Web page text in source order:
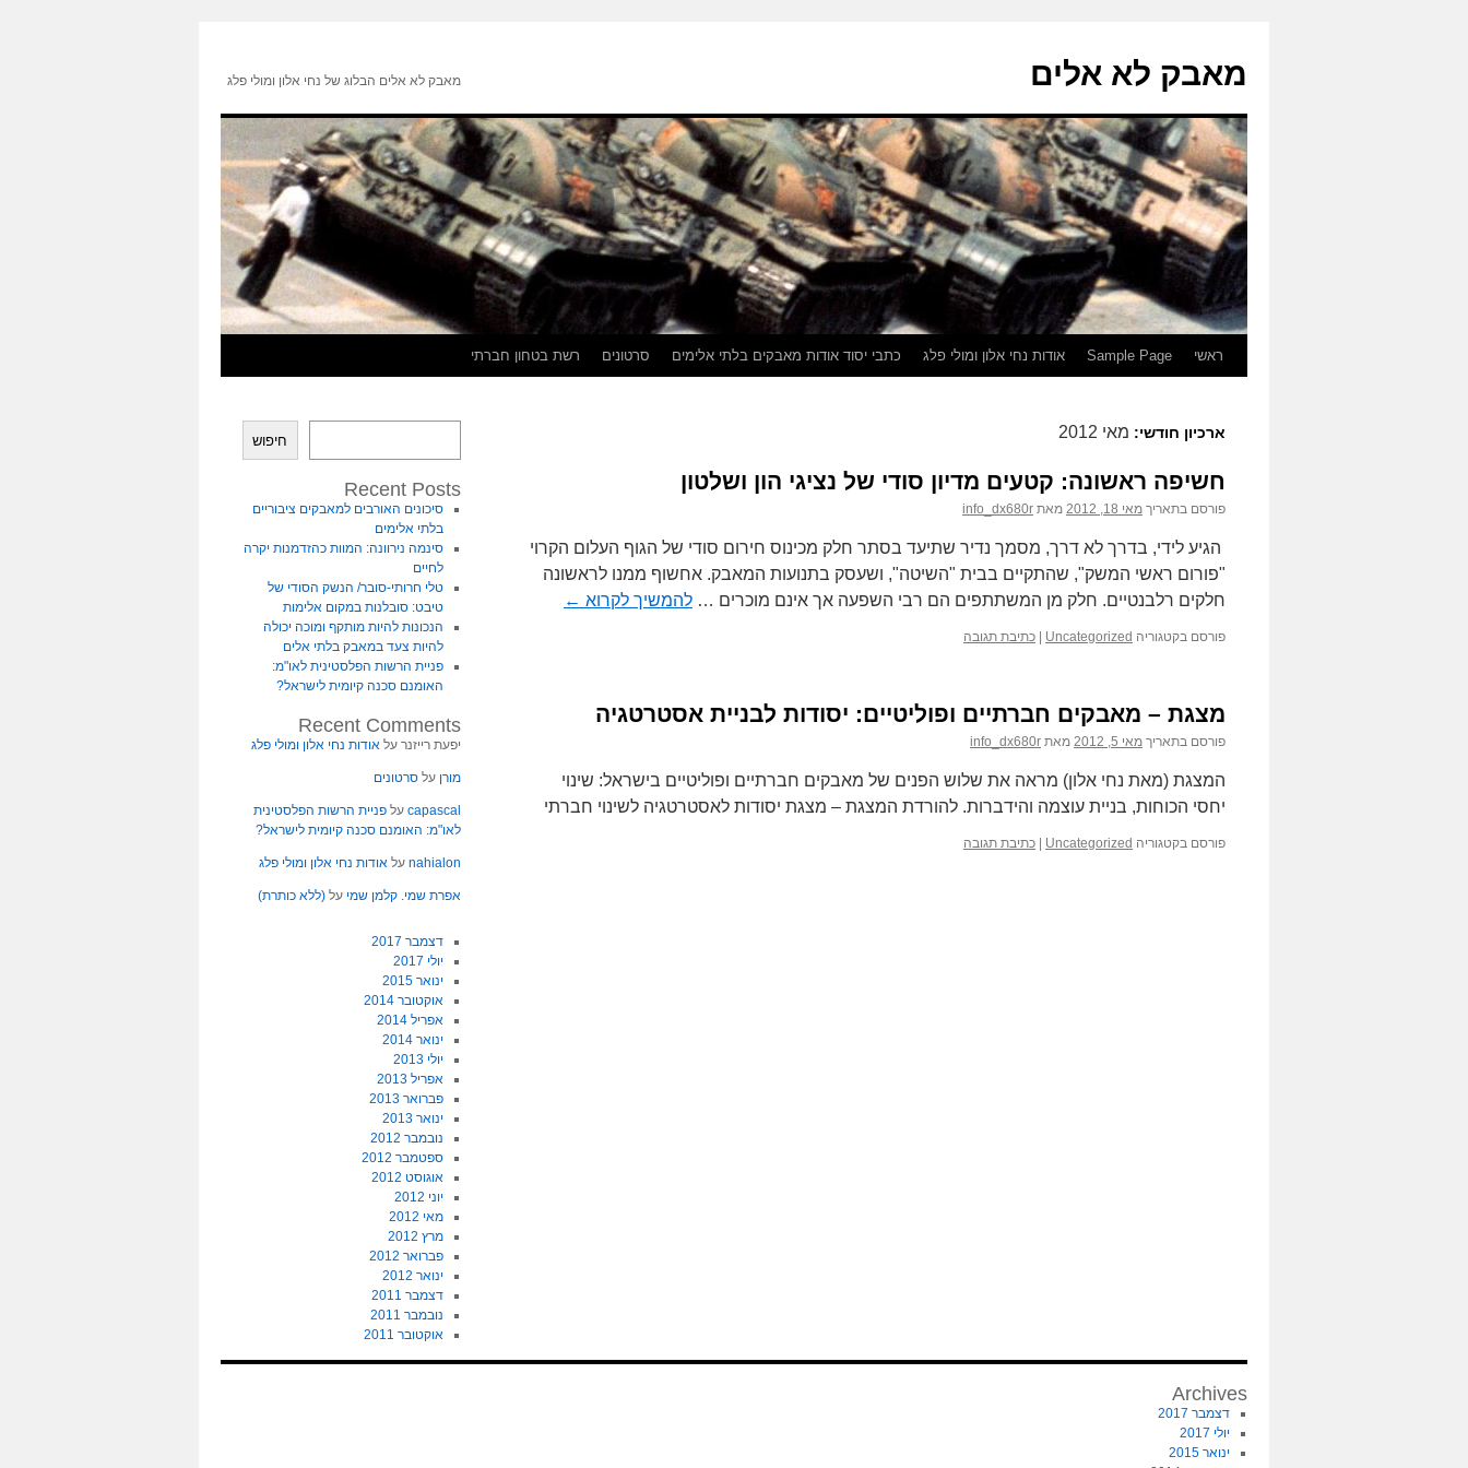
מאבק לא אלים מאבק לא אלים הבלוג של נחי אלון ומולי פלג
לדלגראשי Sample Page אודות נחי אלון ומולי פלג כתבי יסוד אודות מאבקים בלתי אלימים סרטונים רשת בטחון חברתי
ארכיון חודשי: מאי 2012
חשיפה ראשונה: קטעים מדיון סודי של נציגי הון ושלטון
פורסם בתאריך מאי 18, 2012 מאת info_dx680r
הגיע לידי, בדרך לא דרך, מסמך נדיר שתיעד בסתר חלק מכינוס חירום סודי של הגוף העלום הקרוי
"פורום ראשי המשק", שהתקיים בבית "השיטה", ושעסק בתנועות המאבק. אחשוף ממנו לראשונה
חלקים רלבנטיים. חלק מן המשתתפים הם רבי השפעה אך אינם מוכרים … להמשיך לקרוא ←
פורסם בקטגוריה Uncategorized כתיבת תגובה
מצגת – מאבקים חברתיים ופוליטיים: יסודות לבניית אסטרטגיה
פורסם בתאריך מאי 5, 2012 מאת info_dx680r
המצגת (מאת נחי אלון) מראה את שלוש הפנים של מאבקים חברתיים ופוליטיים בישראל: שינוי
יחסי הכוחות, בניית עוצמה והידברות. להורדת המצגת – מצגת יסודות לאסטרטגיה לשינוי חברתי
פורסם בקטגוריה Uncategorized כתיבת תגובה
חיפוש
Recent Posts
סיכונים האורבים למאבקים ציבוריים
בלתי אלימים
סינמה נירוונה: המוות כהזדמנות יקרה
לחיים
טלי חרותי-סובר/ הנשק הסודי של
טיבט: סובלנות במקום אלימות
הנכונות להיות מותקף ומוכה יכולה
להיות צעד במאבק בלתי אלים
פניית הרשות הפלסטינית לאו"מ:
האומנם סכנה קיומית לישראל?
Recent Comments
יפעת רייזנר על אודות נחי אלון ומולי פלג
מורן על סרטונים
capascal על פניית הרשות הפלסטינית
לאו"מ: האומנם סכנה קיומית לישראל?
nahialon על אודות נחי אלון ומולי פלג
אפרת שמי. קלמן שמי על (ללא כותרת)
דצמבר 2017
יולי 2017
ינואר 2015
אוקטובר 2014
אפריל 2014
ינואר 2014
יולי 2013
אפריל 2013
פברואר 2013
ינואר 2013
נובמבר 2012
ספטמבר 2012
אוגוסט 2012
יוני 2012
מאי 2012
מרץ 2012
פברואר 2012
ינואר 2012
דצמבר 2011
נובמבר 2011
אוקטובר 2011
Archives
דצמבר 2017
יולי 2017
ינואר 2015